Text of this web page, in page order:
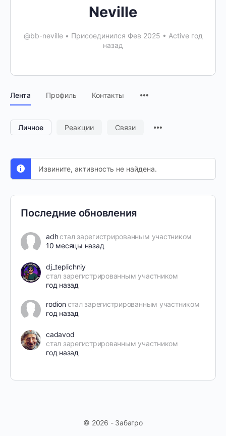
Neville
@bb-neville • Присоединился Фев 2025 • Active год
назад
Лента Профиль Контакты
Личное Реакции Связи
Извините, активность не найдена.
Последние обновления
adhстал зарегистрированным участником
10 месяцы назад
dj_teplichniy
стал зарегистрированным участником
год назад
rodion стал зарегистрированным участником
год назад
cadavod
стал зарегистрированным участником
год назад
© 2026 - Забагро